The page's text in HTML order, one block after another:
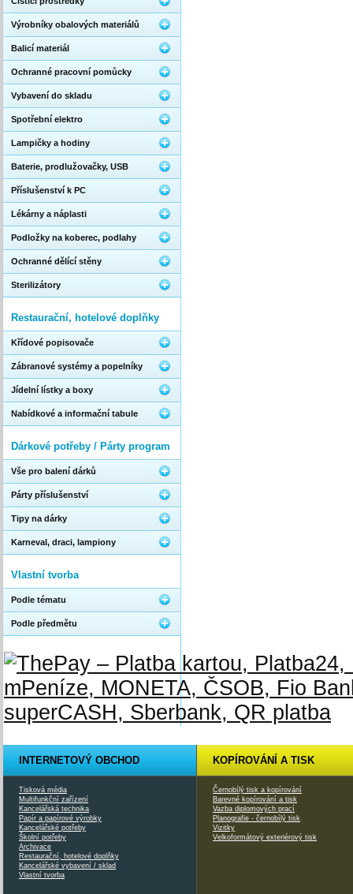
Výrobníky obalových materiálů
Balicí materiál
Ochranné pracovní pomůcky
Vybavení do skladu
Spotřební elektro
Lampičky a hodiny
Baterie, prodlužovačky, USB
Příslušenství k PC
Lékárny a náplasti
Podložky na koberec, podlahy
Ochranné dělící stěny
Sterilizátory
Restaurační, hotelové doplňky
Křídové popisovače
Zábranové systémy a popelníky
Jídelní lístky a boxy
Nabídkové a informační tabule
Dárkové potřeby / Párty program
Vše pro balení dárků
Párty příslušenství
Tipy na dárky
Karneval, draci, lampiony
Vlastní tvorba
Podle tématu
Podle předmětu
INTERNETOVÝ OBCHOD
Tisková média
Multifunkční zařízení
Kancelářská technika
Papír a papírové výrobky
Kancelářské potřeby
Školní potřeby
Archivace
Restaurační, hotelové doplňky
Kancelářské vybavení / sklad
Vlastní tvorba
KOPÍROVÁNÍ A TISK
Černobílý tisk a kopírování
Barevné kopírování a tisk
Vazba diplomových prací
Planografie - černobílý tisk
Vizitky
Velkoformátový exteriérový tisk